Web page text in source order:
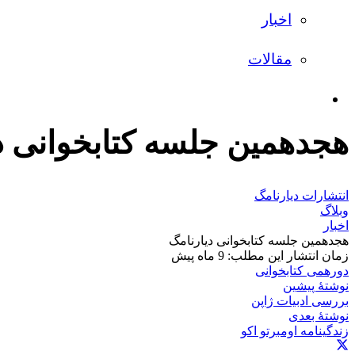
اخبار
مقالات
هجدهمین جلسه کتابخوانی
انتشارات دیارنامگ
وبلاگ
اخبار
هجدهمین جلسه کتابخوانی دیارنامگ
زمان انتشار این مطلب: 9 ماه پیش
دورهمی کتابخوانی
نوشتهٔ پیشین
بررسی ادبیات ژاپن
نوشتهٔ بعدی
زندگینامه اومبرتو اکو